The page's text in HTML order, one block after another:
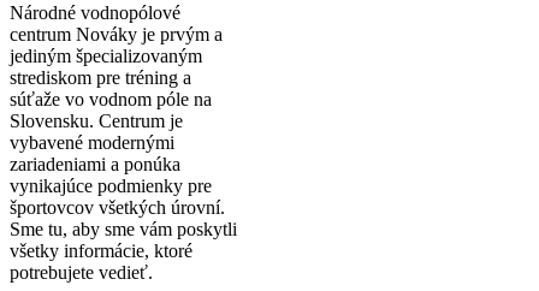
Národné vodnopólové
centrum Nováky je prvým a
jediným špecializovaným
strediskom pre tréning a
súťaže vo vodnom póle na
Slovensku. Centrum je
vybavené modernými
zariadeniami a ponúka
vynikajúce podmienky pre
športovcov všetkých úrovní.
Sme tu, aby sme vám poskytli
všetky informácie, ktoré
potrebujete vedieť.